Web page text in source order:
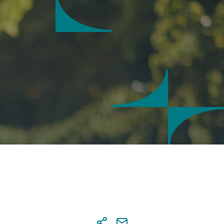
συναλλαγών
notifications
μέσω Digital Banking
διαχείριση ρυθμίσεων καρτών
παράγοντας
συναλλαγών (3FA)